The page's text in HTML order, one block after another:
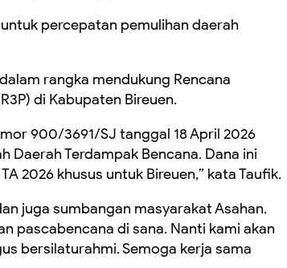
percepatan pemulihan daerah
rangka mendukung Rencana
di Kabupaten Bireuen.
900/3691/SJ tanggal 18 April 2026
Daerah Terdampak Bencana. Dana ini
2026 khusus untuk Bireuen,” kata Taufik.
juga sumbangan masyarakat Asahan.
pascabencana di sana. Nanti kami akan
bersilaturahmi. Semoga kerja sama